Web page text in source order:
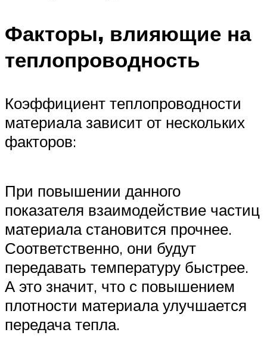
Факторы, влияющие на
теплопроводность
Коэффициент теплопроводности
материала зависит от нескольких
факторов:
При повышении данного
показателя взаимодействие частиц
материала становится прочнее.
Соответственно, они будут
передавать температуру быстрее.
А это значит, что с повышением
плотности материала улучшается
передача тепла.